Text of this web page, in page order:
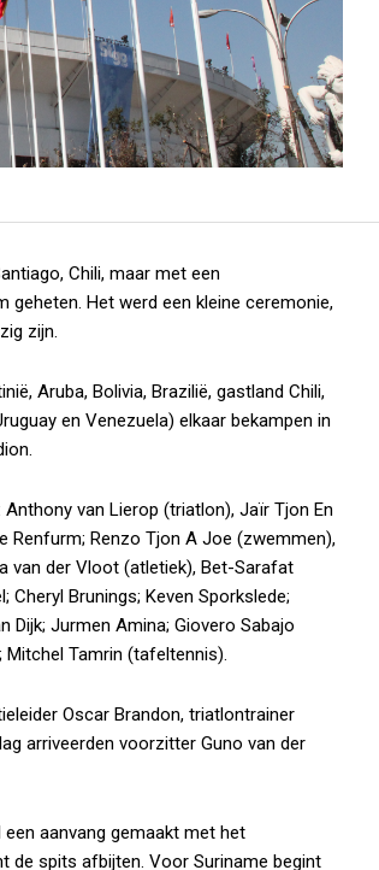
Chili, maar met een
geheten. Het werd een kleine ceremonie,
zijn.
Aruba, Bolivia, Brazilië, gastland Chili,
en Venezuela) elkaar bekampen in
van Lierop (triatlon), Jaïr Tjon En
Renfurm; Renzo Tjon A Joe (zwemmen),
van der Vloot (atletiek), Bet-Sarafat
Cheryl Brunings; Keven Sporkslede;
Dijk; Jurmen Amina; Giovero Sabajo
Mitchel Tamrin (tafeltennis).
Oscar Brandon, triatlontrainer
arriveerden voorzitter Guno van der
aanvang gemaakt met het
de spits afbijten. Voor Suriname begint